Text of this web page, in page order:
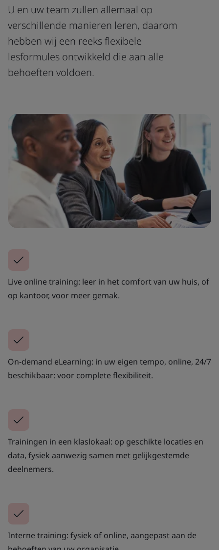
U en uw team zullen allemaal op
verschillende manieren leren, daarom
hebben wij een reeks flexibele
lesformules ontwikkeld die aan alle
behoeften voldoen.
Live online training: leer in het comfort van uw huis, of
op kantoor, voor meer gemak.
On-demand eLearning: in uw eigen tempo, online, 24/7
beschikbaar: voor complete flexibiliteit.
Trainingen in een klaslokaal: op geschikte locaties en
data, fysiek aanwezig samen met gelijkgestemde
deelnemers.
Interne training: fysiek of online, aangepast aan de